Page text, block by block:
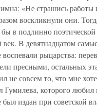
«Не страшись
воскликнули они.
в подлинно
век. В девятнадцатом
воспевали рыцарства:
пресными, остальных
не совсем то, что мне
Гумилева, которого
издан при советской